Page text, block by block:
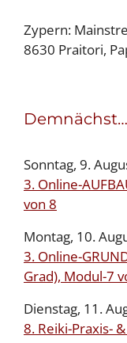
Zypern:
8630 Praitori,
Demnächst…
Sonntag, 9.
3. Online-
von 8
Montag, 10.
3. Online-
Grad), Modul-7
Dienstag, 11.
8. Reiki-Praxis-